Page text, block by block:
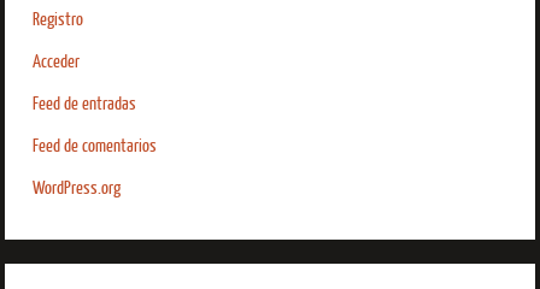
Registro
Acceder
Feed de entradas
Feed de comentarios
WordPress.org